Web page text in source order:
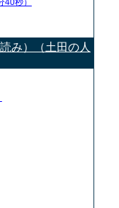
み）（土田の人